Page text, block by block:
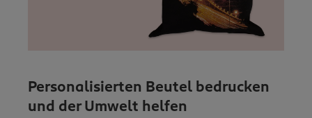
Personalisierten Beutel bedrucken
und der Umwelt helfen